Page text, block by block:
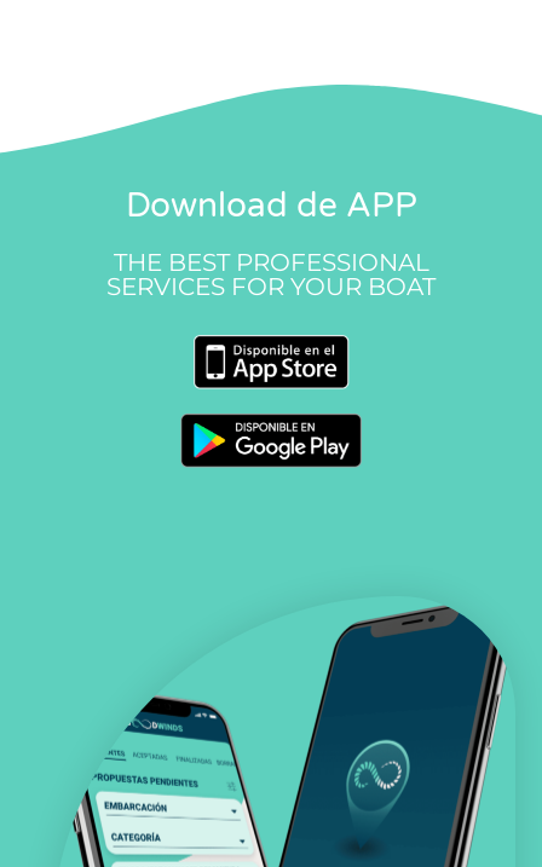
Download de APP
THE BEST PROFESSIONAL
SERVICES FOR YOUR BOAT